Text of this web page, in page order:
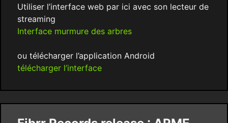
Utiliser l’interface web par ici avec son lecteur de
streaming
Interface murmure des arbres
ou télécharger l’application Android
télécharger l’interface